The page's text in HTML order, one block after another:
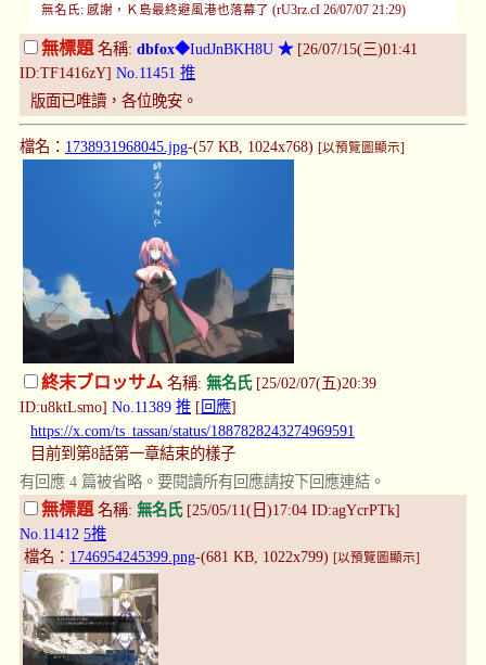
無名氏: 感謝，Ｋ島最終避風港也落幕了 (rU3rz.cI 26/07/07 21:29)
無標題 名稱: dbfox◆IudJnBKH8U ★[26/07/15(三)01:41
ID:TF1416zY] No.11451 推
版面已唯讀，各位晚安。
檔名： 1738931968045.jpg-(57 KB, 1024x768) [以預覽圖顯示]
終末ブロッサム 名稱: 無名氏[25/02/07(五)20:39
ID:u8ktLsmo] No.11389 推 [ 回應]
https://x.com/ts_tassan/status/1887828243274969591
目前到第8話第一章結束的樣子
有回應 4 篇被省略。要閱讀所有回應請按下回應連結。
無標題 名稱: 無名氏[25/05/11(日)17:04 ID:agYcrPTk]
No.11412 5推
檔名： 1746954245399.png-(681 KB, 1022x799) [以預覽圖顯示]